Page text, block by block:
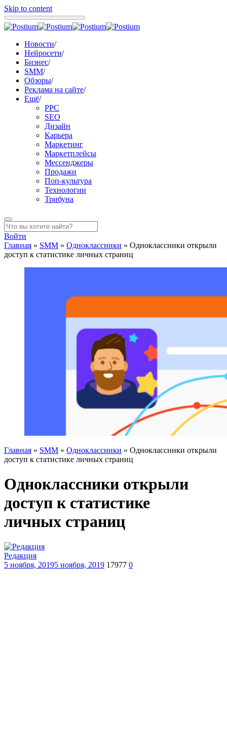
Skip to content
Новости/
Нейросети/
Бизнес/
SMM/
Обзоры/
Реклама на сайте/
Ещё/
PPC
SEO
Дизайн
Карьера
Маркетинг
Маркетплейсы
Мессенджеры
Продажи
Поп-культура
Технологии
Трибуна
Войти
Главная » SMM » Одноклассники » Одноклассники открыли
доступ к статистике личных страниц
Главная » SMM » Одноклассники » Одноклассники открыли
доступ к статистике личных страниц
Одноклассники открыли
доступ к статистике
личных страниц
Редакция
5 ноября, 20195 ноября, 2019 17977 0